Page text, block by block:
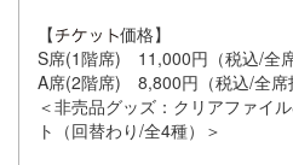
【
価格】
S席(1階席) 11,000円（税込/全
A席(2階席) 8,800円（税込/全席
＜非売品グッズ：クリアファイ
ト（回替わり/全4種）＞